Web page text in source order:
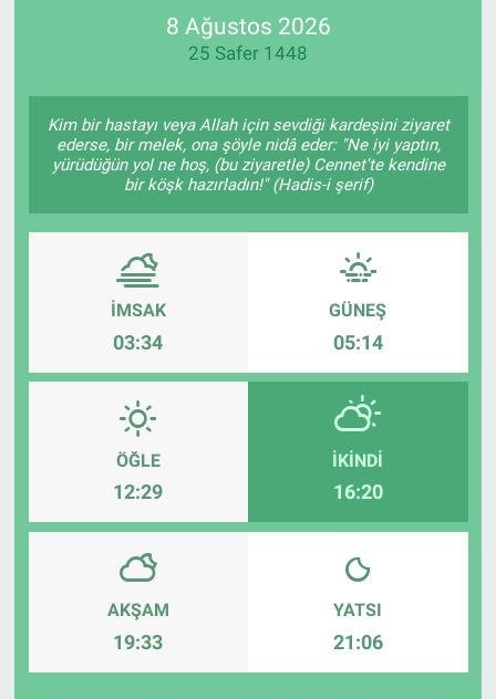
8 Ağustos 2026
25 Safer 1448
Kim bir hastayı veya Allah için sevdiği kardeşini ziyaret
ederse, bir melek, ona şöyle nidâ eder: "Ne iyi yaptın,
yürüdüğün yol ne hoş, (bu ziyaretle) Cennet'te kendine
bir köşk hazırladın!" (Hadis-i şerif)
İMSAK
03:34
GÜNEŞ
05:14
ÖĞLE
12:29
İKINDI
16:20
AKŞAM
19:33
YATSI
21:06
RESMİ İLANLAR